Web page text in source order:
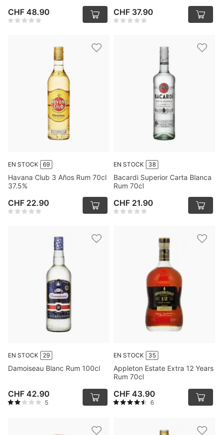
CHF 48.90 CHF 37.90
EN STOCK 69
Havana Club 3 Años Rum 70cl
37.5%
CHF 22.90
EN STOCK 38
Bacardi Superior Carta Blanca
Rum 70cl
CHF 21.90
EN STOCK 29
Damoiseau Blanc Rum 100cl
CHF 42.90
5
EN STOCK 35
Appleton Estate Extra 12 Years
Rum 70cl
CHF 43.90
6